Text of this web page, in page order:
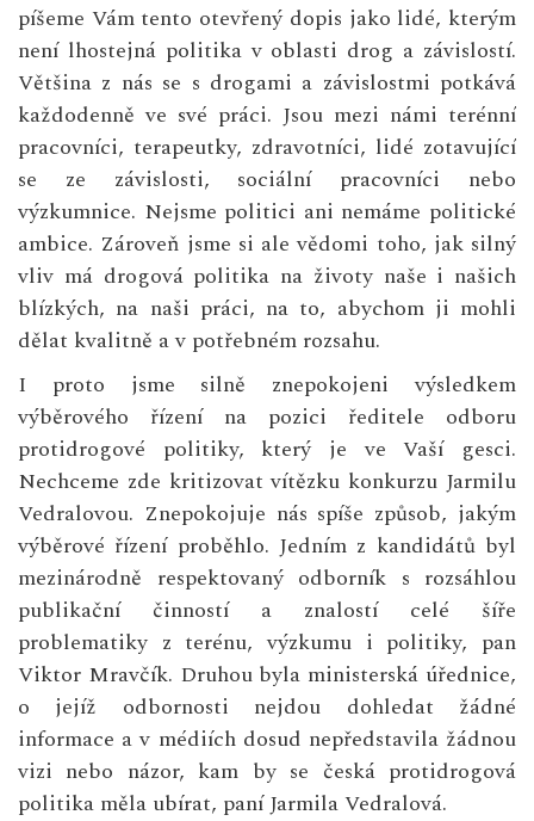
píšeme Vám tento otevřený dopis jako lidé, kterým
není lhostejná politika v oblasti drog a závislostí.
Většina z nás se s drogami a závislostmi potkává
každodenně ve své práci. Jsou mezi námi terénní
pracovníci, terapeutky, zdravotníci, lidé zotavující
se ze závislosti, sociální pracovníci nebo
výzkumnice. Nejsme politici ani nemáme politické
ambice. Zároveň jsme si ale vědomi toho, jak silný
vliv má drogová politika na životy naše i našich
blízkých, na naši práci, na to, abychom ji mohli
dělat kvalitně a v potřebném rozsahu.
I proto jsme silně znepokojeni výsledkem
výběrového řízení na pozici ředitele odboru
protidrogové politiky, který je ve Vaší gesci.
Nechceme zde kritizovat vítězku konkurzu Jarmilu
Vedralovou. Znepokojuje nás spíše způsob, jakým
výběrové řízení proběhlo. Jedním z kandidátů byl
mezinárodně respektovaný odborník s rozsáhlou
publikační činností a znalostí celé šíře
problematiky z terénu, výzkumu i politiky, pan
Viktor Mravčík. Druhou byla ministerská úřednice,
o jejíž odbornosti nejdou dohledat žádné
informace a v médiích dosud nepředstavila žádnou
vizi nebo názor, kam by se česká protidrogová
politika měla ubírat, paní Jarmila Vedralová.